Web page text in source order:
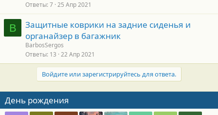
Ответы 7 25 Апр 2021
B
Защитные коврики на задние сиденья и
органайзер в багажник
BarbosSergos
Ответы 13 22 Апр 2021
Войдите или зарегистрируйтесь для ответа.
День рождения